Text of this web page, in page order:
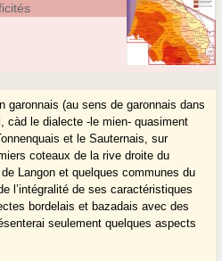
garonnais (au sens de garonnais dans
càd le dialecte -le mien- quasiment
et le Sauternais, sur
coteaux de la rive droite du
Langon et quelques communes du
l’intégralité de ses caractéristiques
bordelais et bazadais avec des
seulement quelques aspects